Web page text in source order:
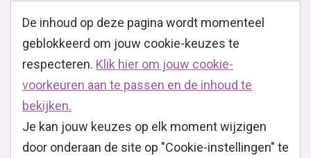
De inhoud op deze pagina wordt momenteel
geblokkeerd om jouw cookie-keuzes te
respecteren. Klik hier om jouw cookie-
voorkeuren aan te passen en de inhoud te
bekijken.
Je kan jouw keuzes op elk moment wijzigen
door onderaan de site op "Cookie-instellingen" te